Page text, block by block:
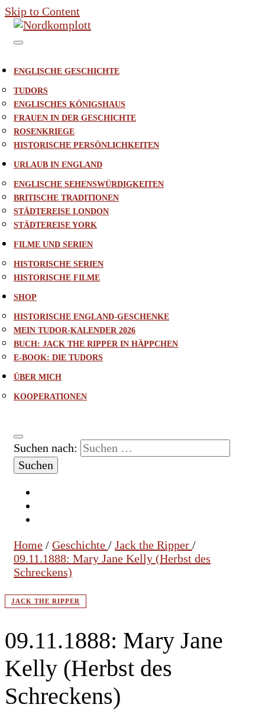
Skip to Content
ENGLISCHE GESCHICHTE
TUDORS
ENGLISCHES KÖNIGSHAUS
FRAUEN IN DER GESCHICHTE
ROSENKRIEGE
HISTORISCHE PERSÖNLICHKEITEN
URLAUB IN ENGLAND
ENGLISCHE SEHENSWÜRDIGKEITEN
BRITISCHE TRADITIONEN
STÄDTEREISE LONDON
STÄDTEREISE YORK
FILME UND SERIEN
HISTORISCHE SERIEN
HISTORISCHE FILME
SHOP
HISTORISCHE ENGLAND-GESCHENKE
MEIN TUDOR-KALENDER 2026
BUCH: JACK THE RIPPER IN HÄPPCHEN
E-BOOK: DIE TUDORS
ÜBER MICH
KOOPERATIONEN
Suchen nach:
Home / Geschichte / Jack the Ripper /
09.11.1888: Mary Jane Kelly (Herbst des
Schreckens)
JACK THE RIPPER
09.11.1888: Mary Jane
Kelly (Herbst des
Schreckens)